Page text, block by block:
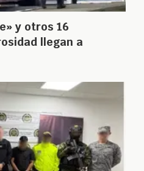
y otros 16
llegan a